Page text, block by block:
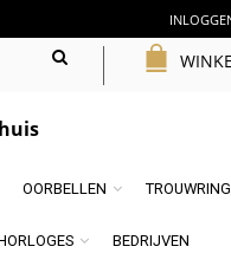
OORBELLEN
BEDRIJVEN